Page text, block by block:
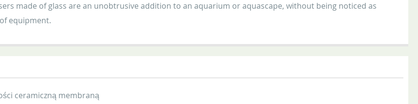
made of glass are an unobtrusive addition to an aquarium or aquascape, without being noticed as
equipment.
ceramiczną membraną